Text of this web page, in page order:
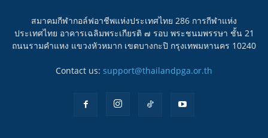
สมาคมกีฬากอล์ฟอาชีพแห่งประเทศไทย 286 การกีฬาแห่ง
ประเทศไทย อาคารเฉลิมพระเกียรติ ๗ รอบ พระชนมพรรษา ชั้น 21
ถนนรามคำแหง แขวงหัวหมาก เขตบางกะปิ กรุงเทพมหานคร 10240
Contact us: support@thailandpga.or.th